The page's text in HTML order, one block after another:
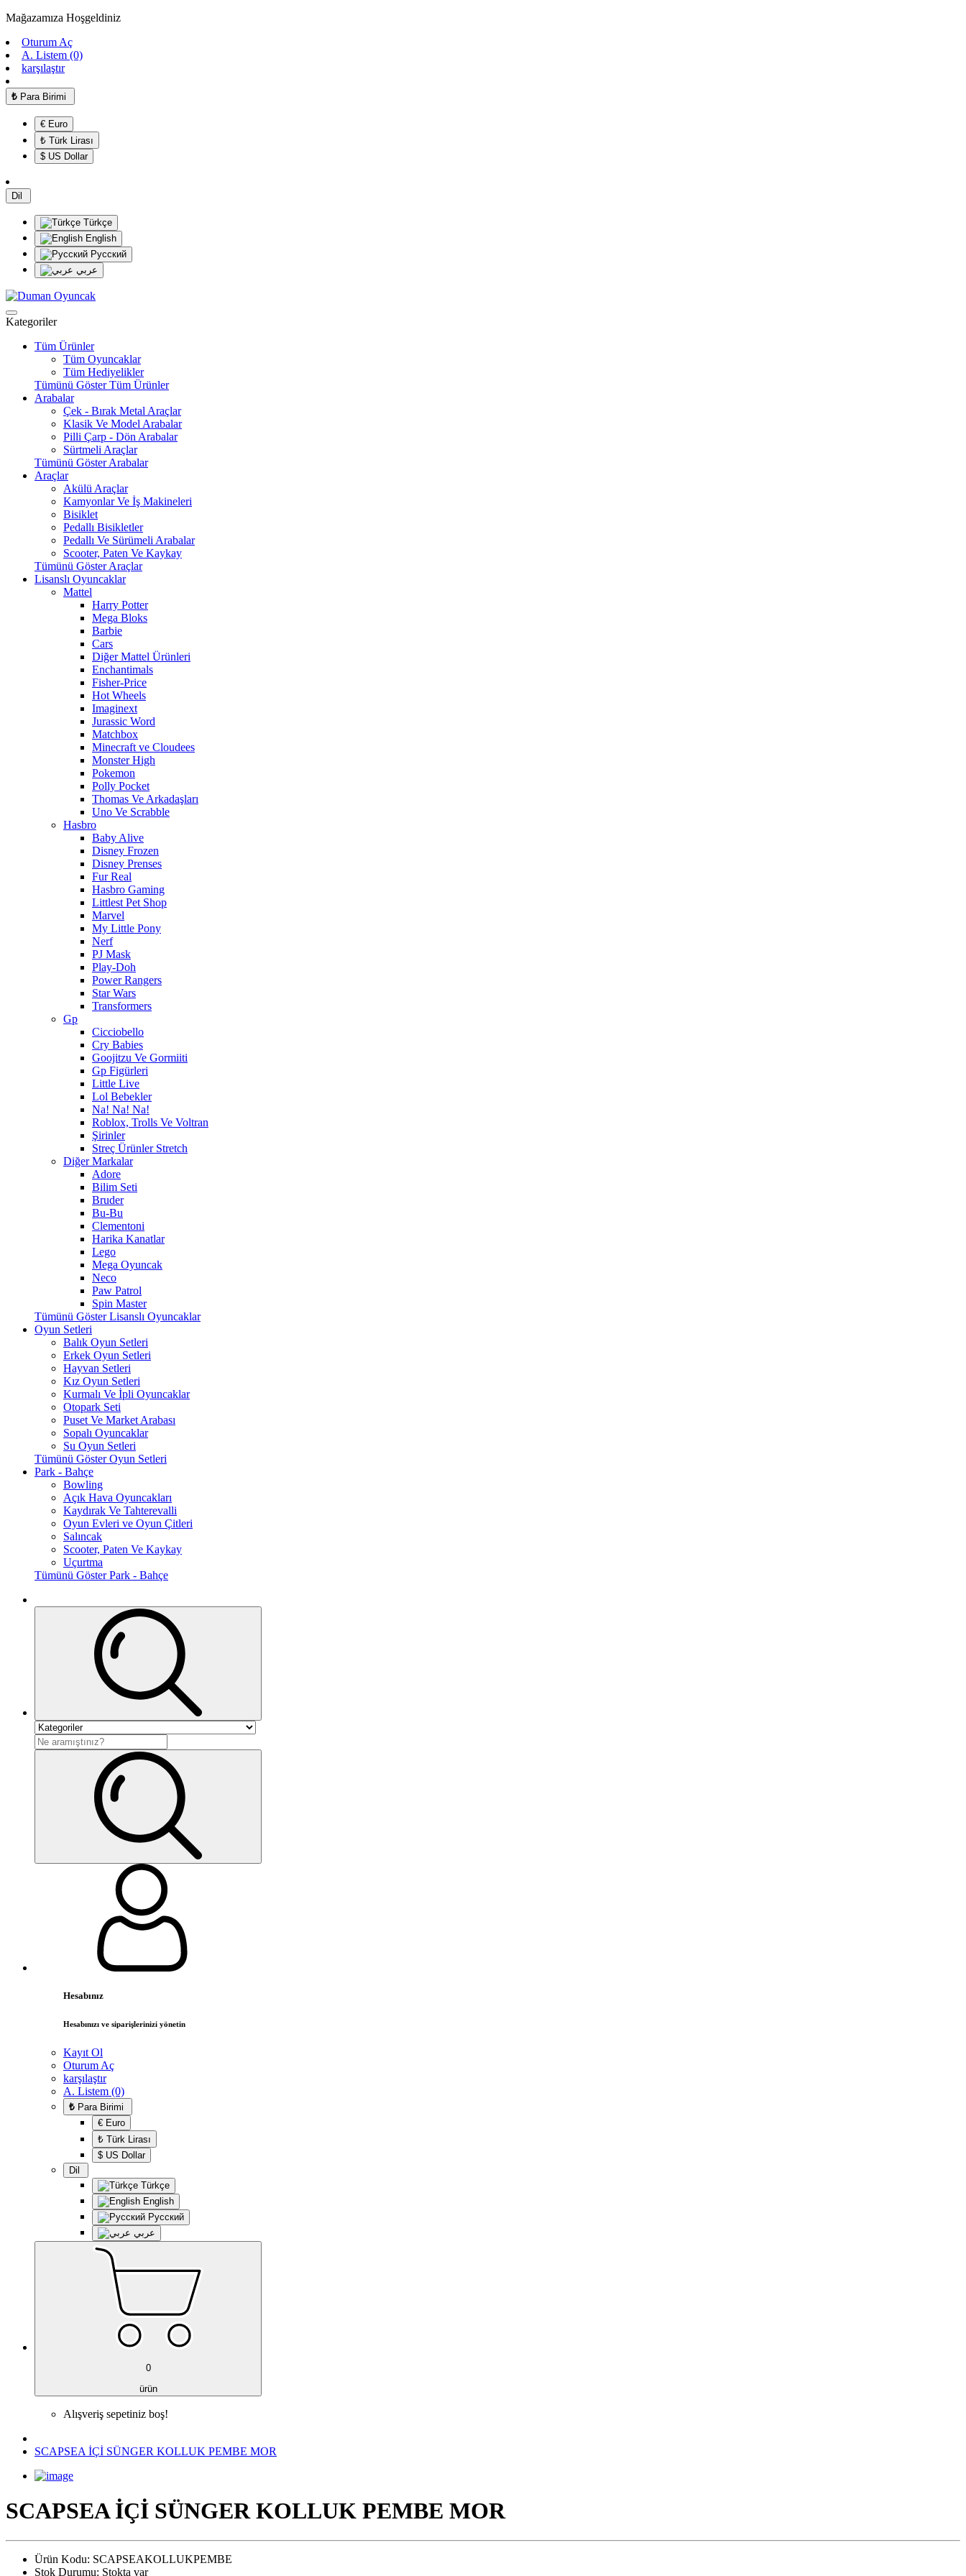
Mağazamıza Hoşgeldiniz
Oturum Aç
A. Listem (0)
karşılaştır
₺ Para Birimi
€ Euro
₺ Türk Lirası
$ US Dollar
Dil
Türkçe
English
Русский
عربي
Kategoriler
Tüm Ürünler
Tüm Oyuncaklar
Tüm Hediyelikler
Tümünü Göster Tüm Ürünler
Arabalar
Çek - Bırak Metal Araçlar
Klasik Ve Model Arabalar
Pilli Çarp - Dön Arabalar
Sürtmeli Araçlar
Tümünü Göster Arabalar
Araçlar
Akülü Araçlar
Kamyonlar Ve İş Makineleri
Bisiklet
Pedallı Bisikletler
Pedallı Ve Sürümeli Arabalar
Scooter, Paten Ve Kaykay
Tümünü Göster Araçlar
Lisanslı Oyuncaklar
Mattel
Harry Potter
Mega Bloks
Barbie
Cars
Diğer Mattel Ürünleri
Enchantimals
Fisher-Price
Hot Wheels
Imaginext
Jurassic Word
Matchbox
Minecraft ve Cloudees
Monster High
Pokemon
Polly Pocket
Thomas Ve Arkadaşları
Uno Ve Scrabble
Hasbro
Baby Alive
Disney Frozen
Disney Prenses
Fur Real
Hasbro Gaming
Littlest Pet Shop
Marvel
My Little Pony
Nerf
PJ Mask
Play-Doh
Power Rangers
Star Wars
Transformers
Gp
Cicciobello
Cry Babies
Goojitzu Ve Gormiiti
Gp Figürleri
Little Live
Lol Bebekler
Na! Na! Na!
Roblox, Trolls Ve Voltran
Şirinler
Streç Ürünler Stretch
Diğer Markalar
Adore
Bilim Seti
Bruder
Bu-Bu
Clementoni
Harika Kanatlar
Lego
Mega Oyuncak
Neco
Paw Patrol
Spin Master
Tümünü Göster Lisanslı Oyuncaklar
Oyun Setleri
Balık Oyun Setleri
Erkek Oyun Setleri
Hayvan Setleri
Kız Oyun Setleri
Kurmalı Ve İpli Oyuncaklar
Otopark Seti
Puset Ve Market Arabası
Sopalı Oyuncaklar
Su Oyun Setleri
Tümünü Göster Oyun Setleri
Park - Bahçe
Bowling
Açık Hava Oyuncakları
Kaydırak Ve Tahterevalli
Oyun Evleri ve Oyun Çitleri
Salıncak
Scooter, Paten Ve Kaykay
Uçurtma
Tümünü Göster Park - Bahçe
Hesabınız
Hesabınızı ve siparişlerinizi yönetin
Kayıt Ol
Oturum Aç
karşılaştır
A. Listem (0)
₺ Para Birimi
€ Euro
₺ Türk Lirası
$ US Dollar
Dil
Türkçe
English
Русский
عربي
0
ürün
Alışveriş sepetiniz boş!
SCAPSEA İÇİ SÜNGER KOLLUK PEMBE MOR
SCAPSEA İÇİ SÜNGER KOLLUK PEMBE MOR
Ürün Kodu: SCAPSEAKOLLUKPEMBE
Stok Durumu: Stokta var